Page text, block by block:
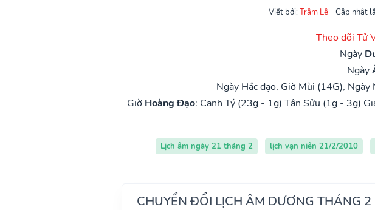
Viết bởi: Trâm Lê Cập nhật
Theo dõi Tử
Ngày
Ngày
Ngày Hắc đạo, Giờ Mùi (14G),
Giờ Hoàng Đạo: Canh Tý (23g - 1g) Tân Sửu (1g - 3g)
Lịch âm ngày 21 tháng 2 lịch vạn niên 21/2/2010
CHUYỂN ĐỔI LỊCH ÂM DƯƠNG THÁNG